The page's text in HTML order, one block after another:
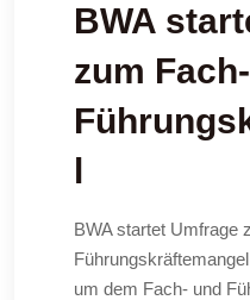
BWA
zum
l
BWA startet Umfrage
um dem Fach- und